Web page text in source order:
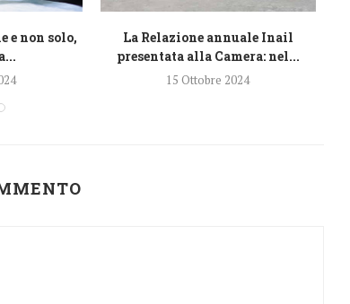
e non solo,
La Relazione annuale Inail
presentata alla Camera: nel...
15 Ottobre 2024